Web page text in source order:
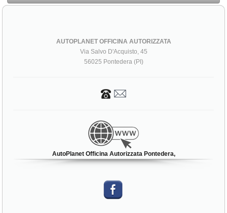
AUTOPLANET OFFICINA AUTORIZZATA
Via Salvo D'Acquisto, 45
56025 Pontedera (PI)
AutoPlanet Officina Autorizzata Pontedera,